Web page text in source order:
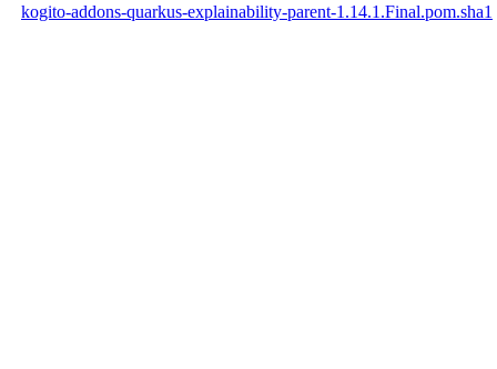
kogito-addons-quarkus-explainability-parent-1.14.1.Final.pom.sha1